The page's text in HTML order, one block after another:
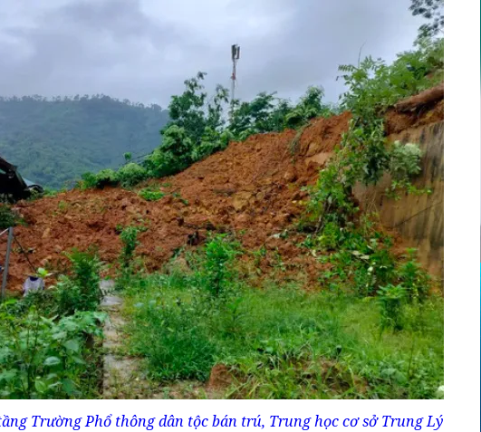
Trường Phổ thông dân tộc bán trú, Trung học cơ sở Trung Lý